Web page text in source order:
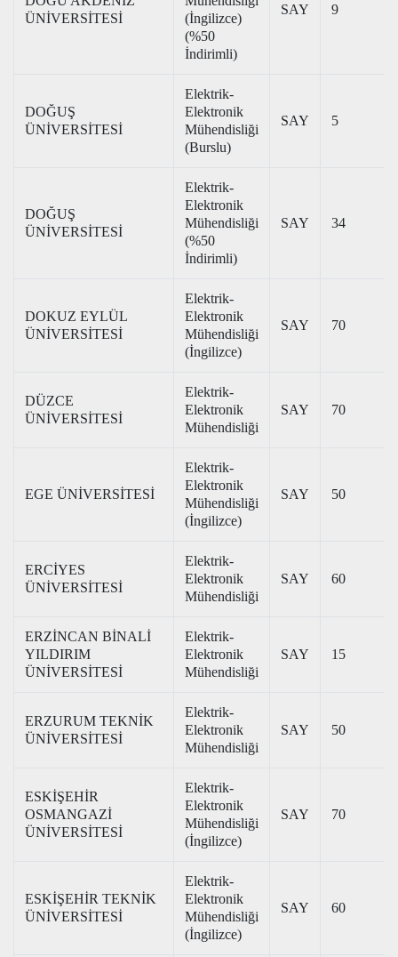
ÜNİVERSİTESİ
(İngilizce)
(%50
İndirimli)
SAY 9
DOĞUŞ
ÜNİVERSİTESİ
Elektrik-
Elektronik
Mühendisliği
(Burslu)
SAY 5
DOĞUŞ
ÜNİVERSİTESİ
Elektrik-
Elektronik
Mühendisliği
(%50
İndirimli)
SAY 34
DOKUZ EYLÜL
ÜNİVERSİTESİ
Elektrik-
Elektronik
Mühendisliği
(İngilizce)
SAY 70
DÜZCE
ÜNİVERSİTESİ
Elektrik-
Elektronik
Mühendisliği
SAY 70
EGE ÜNİVERSİTESİ
Elektrik-
Elektronik
Mühendisliği
(İngilizce)
SAY 50
ERCİYES
ÜNİVERSİTESİ
Elektrik-
Elektronik
Mühendisliği
SAY 60
ERZİNCAN BİNALİ
YILDIRIM
ÜNİVERSİTESİ
Elektrik-
Elektronik
Mühendisliği
SAY 15
ERZURUM TEKNİK
ÜNİVERSİTESİ
Elektrik-
Elektronik
Mühendisliği
SAY 50
ESKİŞEHİR
OSMANGAZİ
ÜNİVERSİTESİ
Elektrik-
Elektronik
Mühendisliği
(İngilizce)
SAY 70
ESKİŞEHİR TEKNİK
ÜNİVERSİTESİ
Elektrik-
Elektronik
Mühendisliği
(İngilizce)
SAY 60